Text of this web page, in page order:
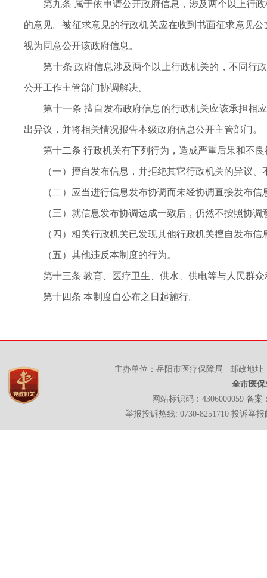
第九条 属于依申请公开政府信息，涉及两个以上行政
的意见。被征求意见的行政机关应在收到书面征求意见
视为同意公开该政府信息。
第十条 政府信息涉及两个以上行政机关的，不同行政
公开工作主管部门协调解决。
第十一条 擅自发布政府信息的行政机关应该承担相应
出异议，并将相关情况报告本级政府信息公开主管部门。
第十二条 行政机关有下列行为，造成严重后果和不良
（一）擅自发布信息，并拒绝其它行政机关的异议、
（二）应当进行信息发布协调而未经协调直接发布信
（三）就信息发布协调达成一致后，仍然不按照协调
（四）相关行政机关已发现其他行政机关擅自发布信
（五）其他违反本制度的行为。
第十三条 教育、医疗卫生、供水、供电等与人民群众
第十四条 本制度自公布之日起施行。
主办单位：岳阳市医疗保障局 邮政地址
全市医
网站标识码：4306000059 备案
举报投诉热线: 0730-8251710 投诉举